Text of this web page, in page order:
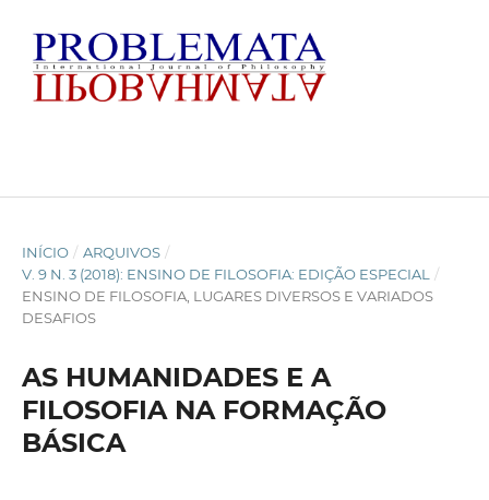
INÍCIO / ARQUIVOS /
V. 9 N. 3 (2018): ENSINO DE FILOSOFIA: EDIÇÃO ESPECIAL
/
ENSINO DE FILOSOFIA, LUGARES DIVERSOS E VARIADOS
DESAFIOS
AS HUMANIDADES E A
FILOSOFIA NA FORMAÇÃO
BÁSICA